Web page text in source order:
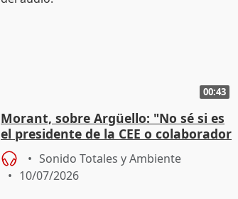
00:43
Morant, sobre Argüello: "No sé si es
el presidente de la CEE o colaborador
de Vox"
Sonido Totales y Ambiente
10/07/2026